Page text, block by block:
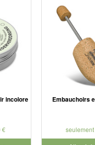
incolore
€
Embauchoirs